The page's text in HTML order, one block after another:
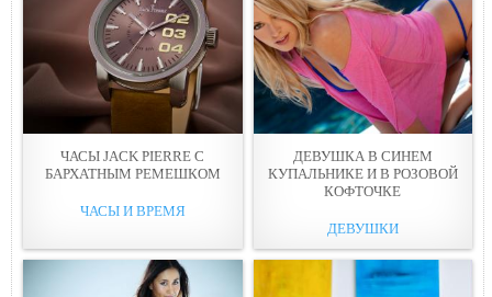
ЧАСЫ JACK PIERRE С
БАРХАТНЫМ РЕМЕШКОМ
ЧАСЫ И ВРЕМЯ
ДЕВУШКА В СИНЕМ
КУПАЛЬНИКЕ И В РОЗОВОЙ
КОФТOЧКE
ДЕВУШКИ